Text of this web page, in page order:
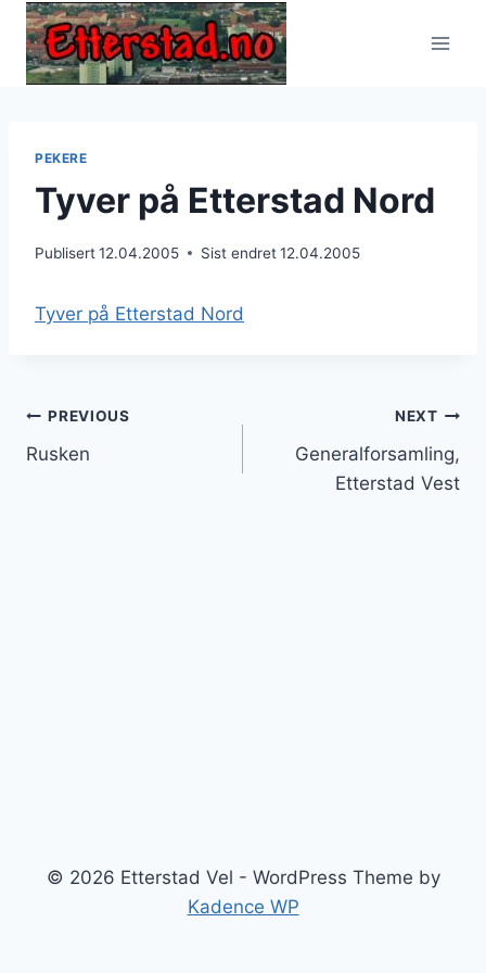
Skip
content
PEKERE
Tyver på Etterstad Nord
Publisert12.04.2005 Sist endret 12.04.2005
Tyver på Etterstad Nord
Innleggsnavigasjon
PREVIOUS
Rusken
NEXT
Generalforsamling,
Etterstad Vest
© 2026 Etterstad Vel - WordPress Theme by
Kadence WP